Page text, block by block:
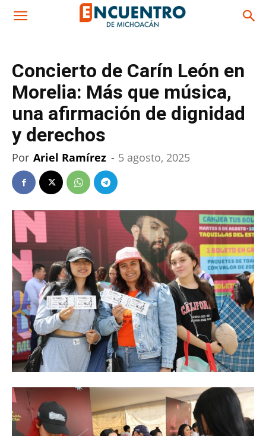
Concierto de Carín León en
Morelia: Más que música,
una afirmación de dignidad
y derechos
Por Ariel Ramírez - 5 agosto, 2025